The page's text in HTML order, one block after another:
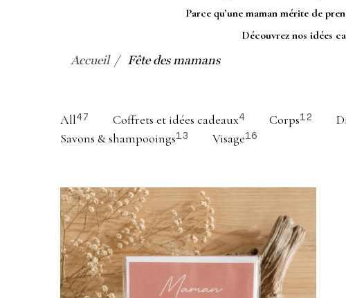
Parce qu’une maman mérite de
Découvrez nos idées
Accueil Fête des mamans
All47 Coffrets et idées cadeaux4 Corps12
Savons & shampooings13 Visage16